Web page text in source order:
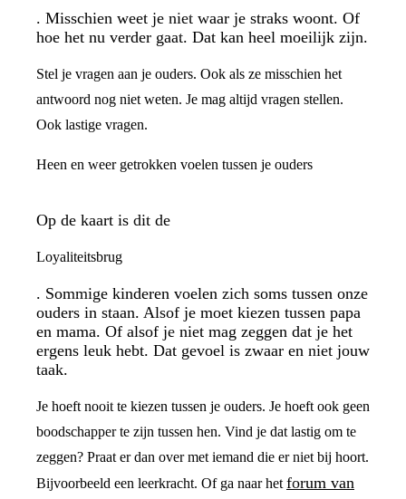
. Misschien weet je niet waar je straks woont. Of
hoe het nu verder gaat. Dat kan heel moeilijk zijn.
Stel je vragen aan je ouders. Ook als ze misschien het
antwoord nog niet weten. Je mag altijd vragen stellen.
Ook lastige vragen.
Heen en weer getrokken voelen tussen je ouders
Op de kaart is dit de
Loyaliteitsbrug
. Sommige kinderen voelen zich soms tussen onze
ouders in staan. Alsof je moet kiezen tussen papa
en mama. Of alsof je niet mag zeggen dat je het
ergens leuk hebt. Dat gevoel is zwaar en niet jouw
taak.
Je hoeft nooit te kiezen tussen je ouders. Je hoeft ook geen
boodschapper te zijn tussen hen. Vind je dat lastig om te
zeggen? Praat er dan over met iemand die er niet bij hoort.
Bijvoorbeeld een leerkracht. Of ga naar het forum van